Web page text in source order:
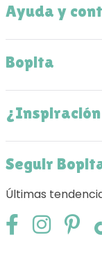
Ayuda y
Bopita
Seguir
Últimas